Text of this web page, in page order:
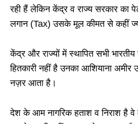
रही हैं लेकिन केंद्र व राज्य सरकार का
लगान (Tax) उसके मूल कीमत से कहीं
केंद्र और राज्यों में स्थापित सभी
हितकारी नहीं है उनका आशियाना अमीर
नज़र आता है।
देश के आम नागरिक हताश व निराश है वे